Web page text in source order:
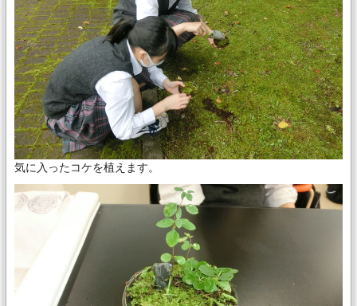
気に入ったコケを植えます。